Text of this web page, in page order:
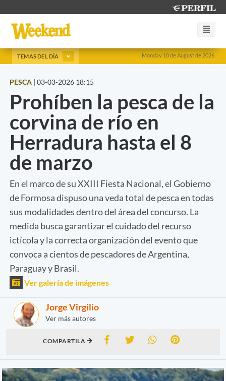
Monday 10 de August de 2026
TEMAS DEL DÍA
PESCA | 03-03-2026 18:15
Prohíben la pesca de la
corvina de río en
Herradura hasta el 8
de marzo
En el marco de su XXIII Fiesta Nacional, el Gobierno
de Formosa dispuso una veda total de pesca en todas
sus modalidades dentro del área del concurso. La
medida busca garantizar el cuidado del recurso
ictícola y la correcta organización del evento que
convoca a cientos de pescadores de Argentina,
Paraguay y Brasil.
Ver galería de imágenes
Jorge Virgilio
Ver más autores
COMPARTILA